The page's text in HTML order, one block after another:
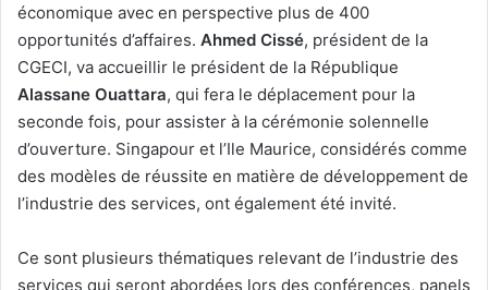
économique avec en perspective plus de 400
opportunités d’affaires. Ahmed Cissé, président de la
CGECI, va accueillir le président de la République
Alassane Ouattara, qui fera le déplacement pour la
seconde fois, pour assister à la cérémonie solennelle
d’ouverture. Singapour et l’Ile Maurice, considérés comme
des modèles de réussite en matière de développement de
l’industrie des services, ont également été invité.
Ce sont plusieurs thématiques relevant de l’industrie des
services qui seront abordées lors des conférences, panels